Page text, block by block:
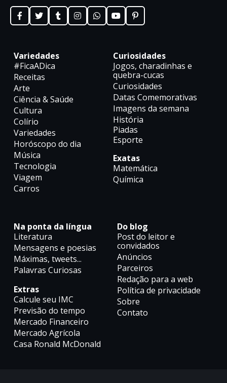
Variedades
#FicaADica
Receitas
Arte
Ciência & Saúde
Cultura
Colírio
Variedades
Horóscopo do dia
Música
Tecnologia
Viagem
Carros
Curiosidades
Jogos, charadinhas e
quebra-cucas
Curiosidades
Datas Comemorativas
Imagens da semana
História
Piadas
Esporte
Exatas
Matemática
Química
Na ponta da língua
Literatura
Mensagens e poesias
Máximas, tweets...
Palavras Curiosas
Extras
Calcule seu IMC
Previsão do tempo
Mercado Financeiro
Mercado Agrícola
Casa Ronald McDonald
Do blog
Post do leitor e
convidados
Anúncios
Parceiros
Redação para a web
Política de privacidade
Sobre
Contato